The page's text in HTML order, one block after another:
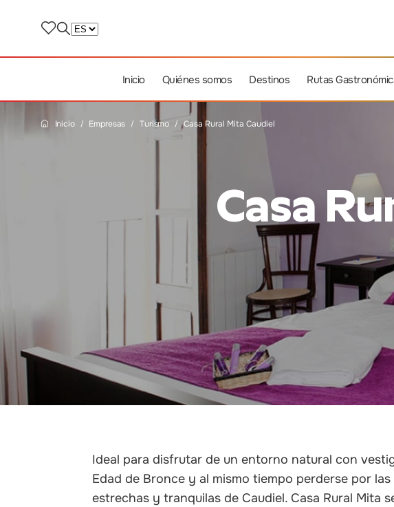
Inicio Quiénes somos Destinos Rutas
Casa
Inicio Empresas Turismo Casa Rural Mita Caudiel
Ideal para disfrutar de un entorno natural con
Edad de Bronce y al mismo tiempo perderse por las
estrechas y tranquilas de Caudiel. Casa Rural Mita